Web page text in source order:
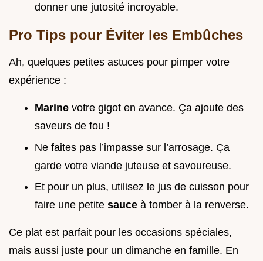
donner une jutosité incroyable.
Pro Tips pour Éviter les Embûches
Ah, quelques petites astuces pour pimper votre
expérience :
Marine votre gigot en avance. Ça ajoute des
saveurs de fou !
Ne faites pas l’impasse sur l’arrosage. Ça
garde votre viande juteuse et savoureuse.
Et pour un plus, utilisez le jus de cuisson pour
faire une petite sauce à tomber à la renverse.
Ce plat est parfait pour les occasions spéciales,
mais aussi juste pour un dimanche en famille. En